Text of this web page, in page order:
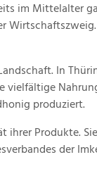
im Mittelalter
In
vielfältige
produziert.
ihrer Produkte.
der